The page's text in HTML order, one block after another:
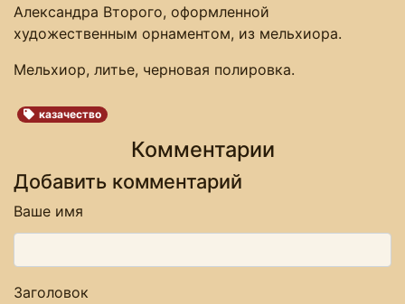
Александра Второго, оформленной
художественным орнаментом, из мельхиора.
Мельхиор, литье, черновая полировка.
казачество
Комментарии
Добавить комментарий
Ваше имя
Заголовок